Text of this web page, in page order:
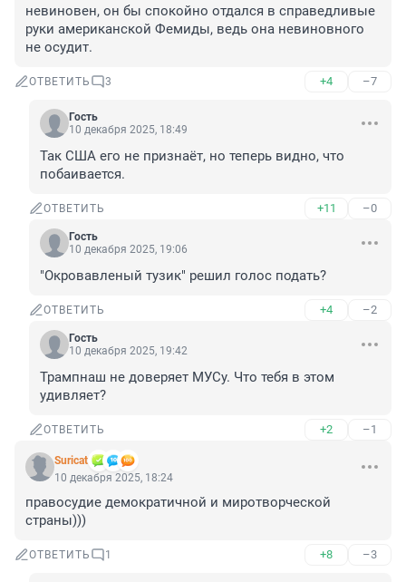
невиновен, он бы спокойно отдался в справедливые
руки американской Фемиды, ведь она невиновного
не осудит.
ОТВЕТИТЬ 3 +4 –7
Гость
10 декабря 2025, 18:49
Так США его не признаёт, но теперь видно, что
побаивается.
ОТВЕТИТЬ +11 –0
Гость
10 декабря 2025, 19:06
"Окровавленый тузик" решил голос подать?
ОТВЕТИТЬ +4 –2
Гость
10 декабря 2025, 19:42
Трампнаш не доверяет МУСу. Что тебя в этом
удивляет?
ОТВЕТИТЬ +2 –1
Suricat
10 декабря 2025, 18:24
правосудие демократичной и миротворческой
страны)))
ОТВЕТИТЬ 1 +8 –3